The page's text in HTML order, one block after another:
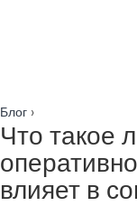
Блог ›
Что такое
влияет в